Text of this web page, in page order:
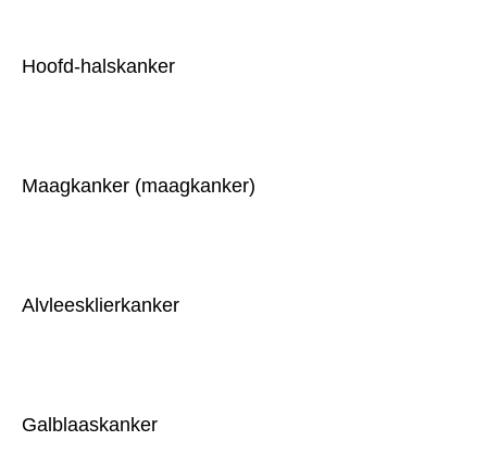
Hoofd-halskanker
Maagkanker (maagkanker)
Alvleesklierkanker
Galblaaskanker